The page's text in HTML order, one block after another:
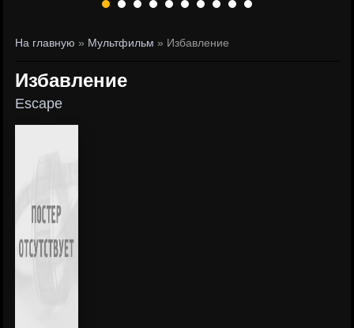
На главную » Мультфильм » Избавление
Избавление
Escape